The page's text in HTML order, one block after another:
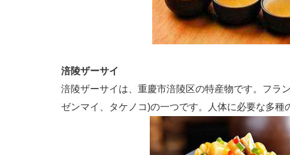
涪陵ザーサイ
涪陵ザーサイは、重慶市涪陵区の特産物です。フラ
ゼンマイ、タケノコ)の一つです。人体に必要な多種